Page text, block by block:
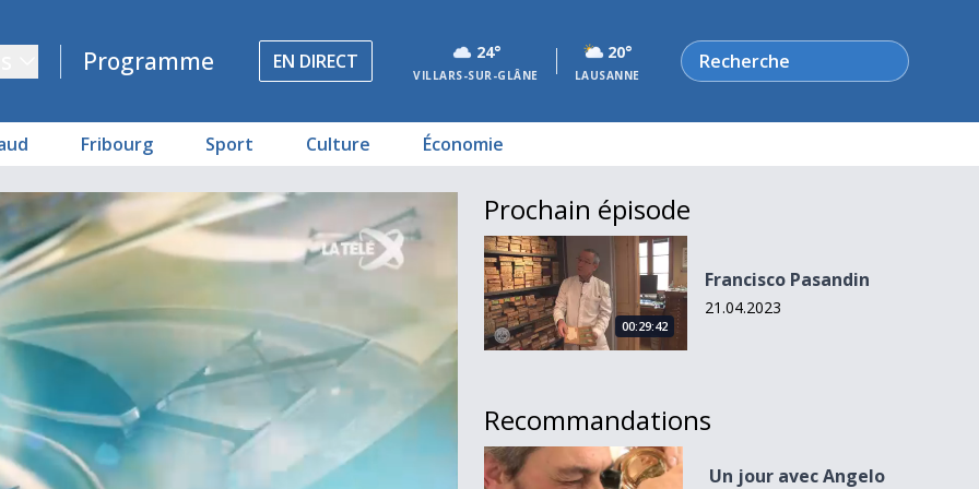
Programme EN DIRECT 24°
VILLARS-SUR-GLÂNE
20°
LAUSANNE
Rechercher
Fribourg Sport Culture Économie
Prochain épisode
Francisco Pasandin
00:29:42
Francisco Pasandin
21.04.2023
Recommandations
Un jour avec Angelo Manzoni
Un jour avec Angelo